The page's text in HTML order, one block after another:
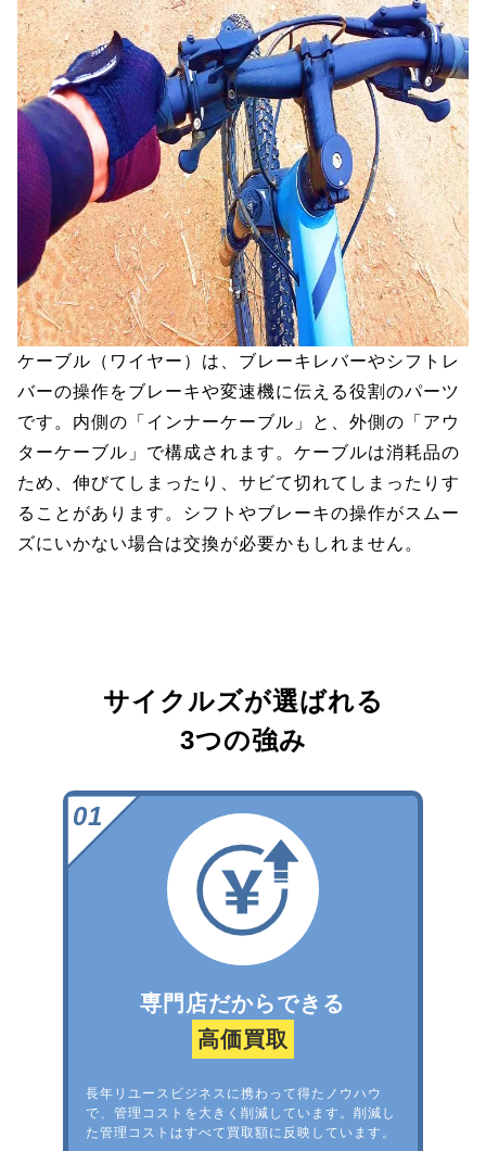
ケーブル（ワイヤー）は、ブレーキレバーやシフトレ
バーの操作をブレーキや変速機に伝える役割のパーツ
です。内側の「インナーケーブル」と、外側の「アウ
ターケーブル」で構成されます。ケーブルは消耗品の
ため、伸びてしまったり、サビて切れてしまったりす
ることがあります。シフトやブレーキの操作がスムー
ズにいかない場合は交換が必要かもしれません。
サイクルズが選ばれる
3つの強み
専門店だからできる
高価買取
長年リユースビジネスに携わって得たノウハウ
で、管理コストを大きく削減しています。削減し
た管理コストはすべて買取額に反映しています。